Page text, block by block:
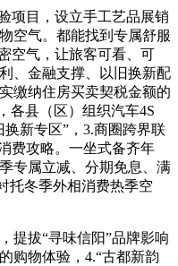
目，设立手工艺品展销
空气。都能找到专属舒服
空气，让旅客可看、可
、金融支撑、以旧换新配
缴纳住房买卖契税金额的
各县（区）组织汽车4S
新专区”，3.商圈跨界联
费攻略。一坐式备齐年
专属立减、分期免息、满
托冬季外相消费热季空
拔“寻味信阳”品牌影响
购物体验，4.“古都新韵